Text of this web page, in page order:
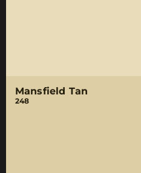
Mansfield Tan
248